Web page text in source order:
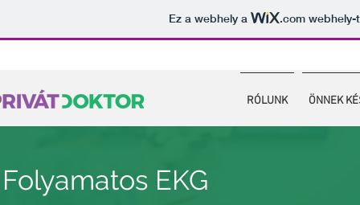
Ez a webhely a .comwebhely-
RÓLUNK ÖNNEK
Folyamatos EKG